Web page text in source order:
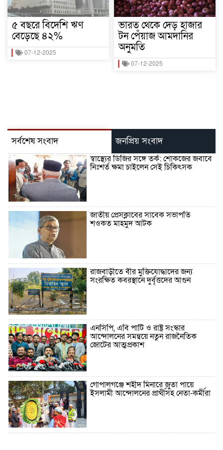
৫ বছরে বিদেশি ঋণ
বেড়েছে ৪২%
07-12-2025
ভারত থেকে দেড় হাজার
টন পেঁয়াজ আমদানির
অনুমতি
07-12-2025
সর্বশেষ সংবাদ জনপ্রিয় সংবাদ
স্বাস্থ্যের ডিজির সঙ্গে তর্ক: শোকজের জবাবে
নিঃশর্ত ক্ষমা চাইলেন সেই চিকিৎসক
জাতীয় প্রেসক্লাবের সাবেক সভাপতি
শওকত মাহমুদ আটক
রাজবাড়ীতে বীর মুক্তিযোদ্ধাদের জন্য
সংরক্ষিত কবরস্থানে দুর্বৃত্তদের আগুন
এনসিপি, এবি পার্টি ও রাষ্ট্র সংস্কার
আন্দোলনের সমন্বয়ে নতুন রাজনৈতিক
জোটের আত্মপ্রকাশ
গোপালগঞ্জে শহীদ মিনারে জুতা পায়ে
ইসলামী আন্দোলনের প্রার্থীসহ নেতা-কর্মীরা